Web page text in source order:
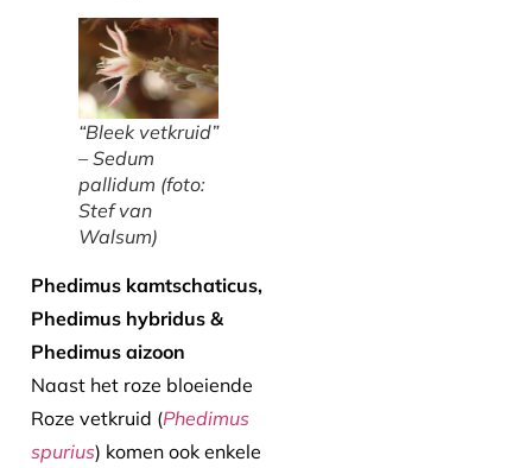
“Bleek vetkruid”
–Sedum
pallidum (foto:
Stef van
Walsum)
Phedimus kamtschaticus,
Phedimus hybridus &
Phedimus aizoon
Naast het roze bloeiende
Roze vetkruid (Phedimus
spurius) komen ook enkele